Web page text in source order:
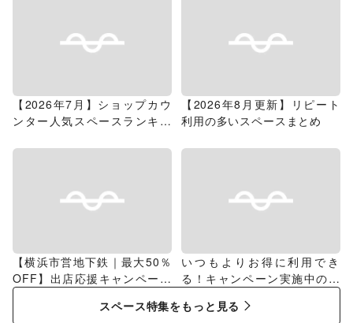
【2026年7月】ショップカウ
ンター人気スペースランキン
【2026年8月更新】リピート
利用の多いスペースまとめ
【横浜市営地下鉄｜最大50％
OFF】出店応援キャンペーン
特集
いつもよりお得に利用でき
る！キャンペーン実施中のス
スペース特集をもっと見る